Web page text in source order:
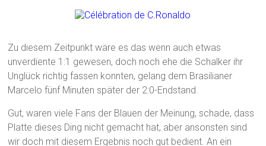
Zu diesem Zeitpunkt wäre es das wenn auch etwas
unverdiente 1:1 gewesen, doch noch ehe die Schalker ihr
Unglück richtig fassen konnten, gelang dem Brasilianer
Marcelo fünf Minuten später der 2:0-Endstand.
Gut, waren viele Fans der Blauen der Meinung, schade, dass
Platte dieses Ding nicht gemacht hat, aber ansonsten sind
wir doch mit diesem Ergebnis noch gut bedient. An ein